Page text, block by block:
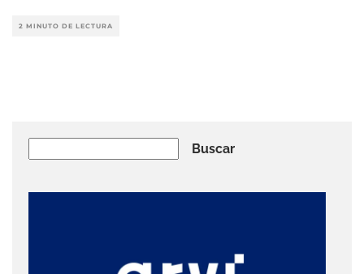
2 MINUTO DE LECTURA
Buscar